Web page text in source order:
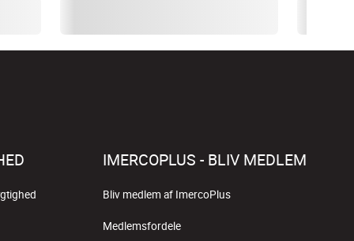
IMERCOPLUS - BLIV MEDLEM
Bliv medlem af ImercoPlus
Medlemsfordele